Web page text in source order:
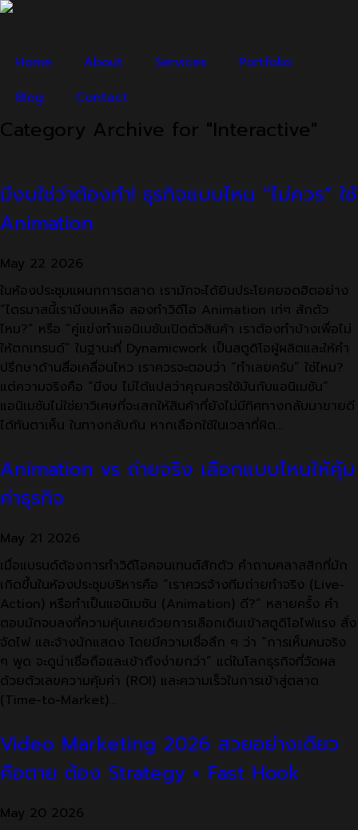
Home About Services
Portfolio
Blog
Contact
Category Archive for "Interactive"
มีงบใช่ว่าต้องทำ! ธุรกิจแบบไหน “ไม่ควร” ใช้
Animation
May 22 2026
ในห้องประชุมแผนกการตลาด เรามักจะได้ยินประโยคยอดฮิตอย่าง
“ไตรมาสนี้เรามีงบเหลือ ลองทำวิดีโอ Animation เท่ๆ สักตัว
ไหม?” หรือ “คู่แข่งทำแอนิเมชันเปิดตัวสินค้า เราต้องทำบ้างเพื่อไม่
ให้ตกเทรนด์” ในฐานะที่ Dynamicwork เป็นสตูดิโอผู้ผลิตและให้คำ
ปรึกษาด้านสื่อเคลื่อนไหว เราควรจะตอบว่า “ทำเลยครับ” ใช่ไหม?
แต่ความจริงคือ “มีงบ ไม่ได้แปลว่าคุณควรใช้มันกับแอนิเมชัน”
แอนิเมชันไม่ใช่ยาวิเศษที่จะเสกให้สินค้าที่ยังไม่มีทิศทางกลับมาขายดี
ได้ทันตาเห็น ในทางกลับกัน หากเลือกใช้ในเวลาที่ผิด…
Animation vs ถ่ายจริง เลือกแบบไหนให้คุ้ม
ค่าธุรกิจ
May 21 2026
เมื่อแบรนด์ต้องการทำวิดีโอคอนเทนต์สักตัว คำถามคลาสสิกที่มัก
เกิดขึ้นในห้องประชุมบริหารคือ “เราควรจ้างทีมถ่ายทำจริง (Live-
Action) หรือทำเป็นแอนิเมชัน (Animation) ดี?” หลายครั้ง คำ
ตอบมักจบลงที่ความคุ้นเคยด้วยการเลือกเดินเข้าสตูดิโอไฟแรง สั่ง
จัดไฟ และจ้างนักแสดง โดยมีความเชื่อลึก ๆ ว่า “การเห็นคนจริง
ๆ พูด จะดูน่าเชื่อถือและเข้าถึงง่ายกว่า” แต่ในโลกธุรกิจที่วัดผล
ด้วยตัวเลขความคุ้มค่า (ROI) และความเร็วในการเข้าสู่ตลาด
(Time-to-Market)…
Video Marketing 2026 สวยอย่างเดียว
คือตาย ต้อง Strategy + Fast Hook
May 20 2026